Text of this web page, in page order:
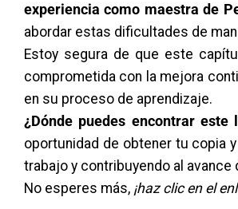
experiencia como maestra de
abordar estas dificultades de
Estoy segura de que este
comprometida con la mejora
en su proceso de aprendizaje.
¿Dónde puedes encontrar este
oportunidad de obtener tu copia
trabajo y contribuyendo al
No esperes más, ¡haz clic en el